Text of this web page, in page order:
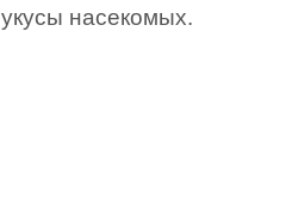
насекомых.